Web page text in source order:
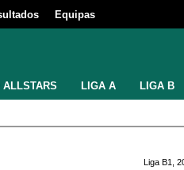
Equipas
ALLSTARS LIGA A LIGA B
Liga B1,